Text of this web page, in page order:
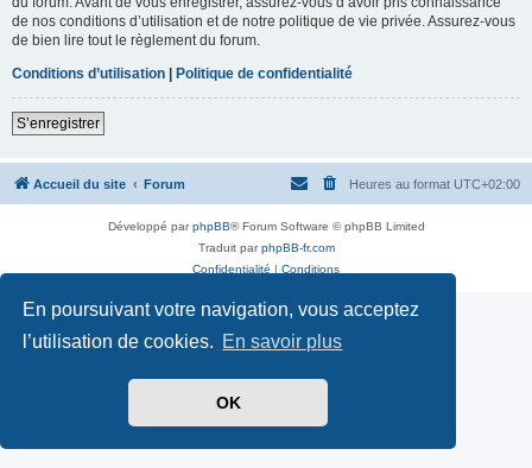
En poursuivant votre navigation, vous acceptez
l’utilisation de cookies. En savoir plus
OK
de nos conditions d’utilisation et de notre politique de vie privée. Assurez-vous
de bien lire tout le règlement du forum.
Conditions d’utilisation
Politique de confidentialité
S’enregistrer
Accueil du site Forum Heures au format UTC+02:00
Développé parphpBB® Forum Software © phpBB Limited
Traduit parphpBB-fr.com
Confidentialité | Conditions